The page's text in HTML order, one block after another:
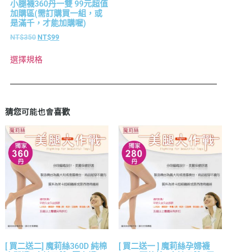
小腿襪360丹一雙 99元超值
加購區(需訂購買一組，或
是滿千，才能加購喔)
NT$350 NT$99
選擇規格
猜您可能也會喜歡
[ 買二送二] 魔莉絲360D 純棉
[ 買二送一 ] 魔莉絲孕婦襪